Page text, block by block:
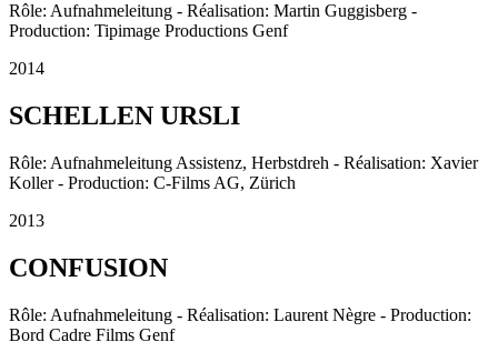
Rôle: Aufnahmeleitung - Réalisation: Martin Guggisberg -
Production: Tipimage Productions Genf
2014
SCHELLEN URSLI
Rôle: Aufnahmeleitung Assistenz, Herbstdreh - Réalisation: Xavier
Koller - Production: C-Films AG, Zürich
2013
CONFUSION
Rôle: Aufnahmeleitung - Réalisation: Laurent Nègre - Production:
Bord Cadre Films Genf